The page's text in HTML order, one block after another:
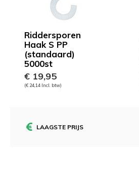
Riddersporen
Haak S PP
(standaard)
5000st
€ 19,95
(€ 24,14 Incl. btw)
LAAGSTE PRIJS